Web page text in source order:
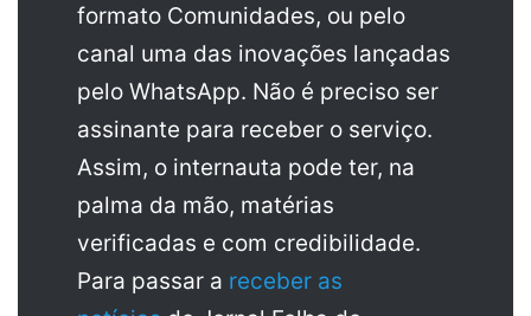
formato Comunidades, ou pelo
canal uma das inovações lançadas
pelo WhatsApp. Não é preciso ser
assinante para receber o serviço.
Assim, o internauta pode ter, na
palma da mão, matérias
verificadas e com credibilidade.
Para passar a receber as